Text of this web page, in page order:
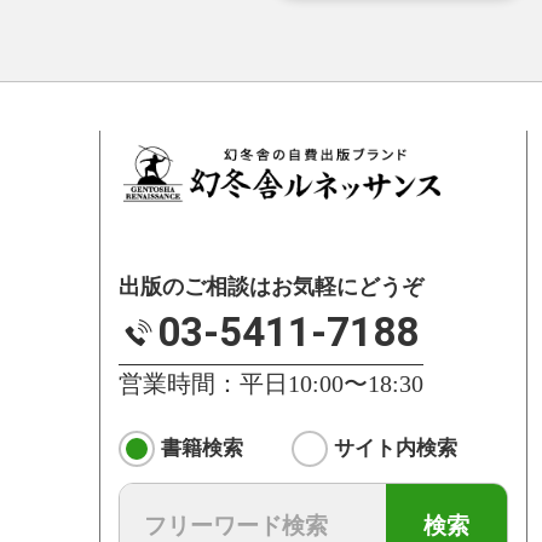
出版のご相談はお気軽にどうぞ
03-5411-7188
営業時間：平日10:00〜18:30
書籍検索 サイト内検索
検索